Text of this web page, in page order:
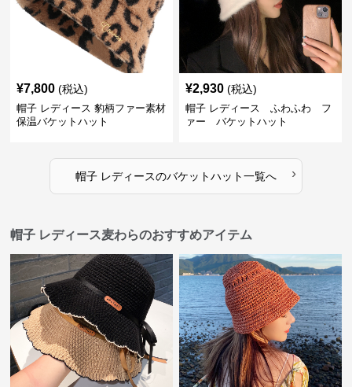
¥7,800 (税込)
帽子 レディース 豹柄ファー素材
保温バケットハット
¥2,930 (税込)
帽子 レディース ふわふわ フ
ァー バケットハット
帽子 レディースのバケットハット一覧へ ›
帽子 レディース麦わらのおすすめアイテム